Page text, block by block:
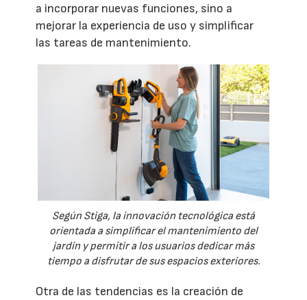
a incorporar nuevas funciones, sino a
mejorar la experiencia de uso y simplificar
las tareas de mantenimiento.
Según Stiga, la innovación tecnológica está
orientada a simplificar el mantenimiento del
jardín y permitir a los usuarios dedicar más
tiempo a disfrutar de sus espacios exteriores.
Otra de las tendencias es la creación de